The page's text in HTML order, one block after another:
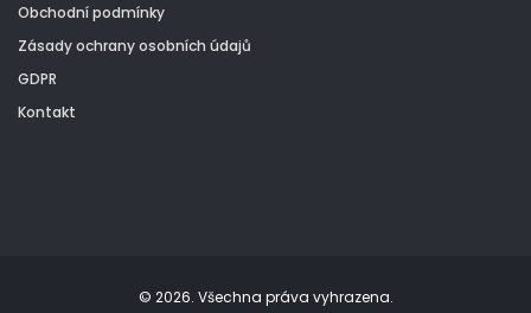
Obchodní podmínky
Zásady ochrany osobních údajů
GDPR
Kontakt
© 2026. Všechna práva vyhrazena.